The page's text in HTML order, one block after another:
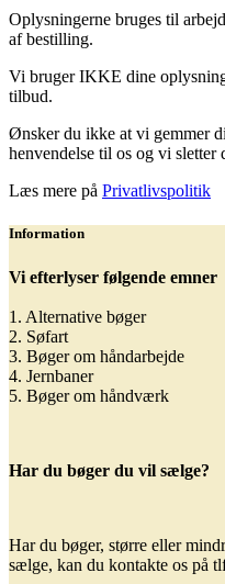
Oplysningerne bruges til
af bestilling.
Vi bruger IKKE dine
tilbud.
Ønsker du ikke at vi gemmer
henvendelse til os og vi sletter
Læs mere på Privatlivspolitik
Information
Vi efterlyser følgende emner
1. Alternative bøger
2. Søfart
3. Bøger om håndarbejde
4. Jernbaner
5. Bøger om håndværk
Har du bøger du vil sælge?
Har du bøger, større eller
sælge, kan du kontakte os på